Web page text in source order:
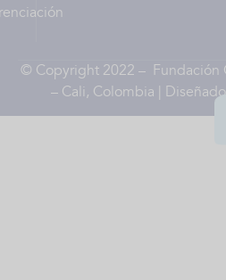
© Copyright 2022 – Fundación
– Cali, Colombia |